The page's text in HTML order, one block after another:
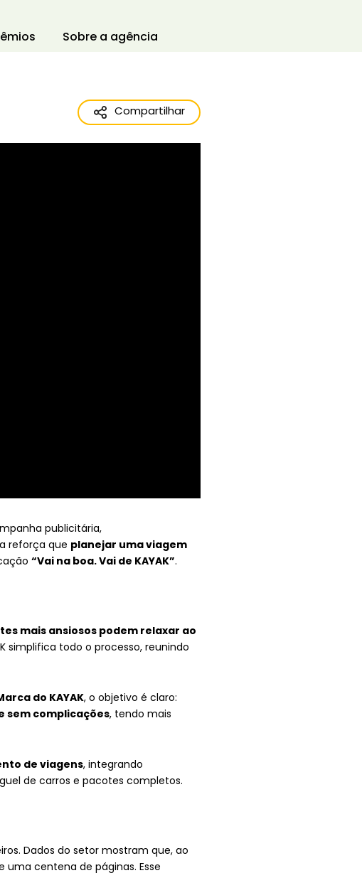
Sobre a agência
Compartilhar
publicitária,
reforça que planejar uma viagem
“Vai na boa. Vai de KAYAK”.
mais ansiosos podem relaxar ao
simplifica todo o processo, reunindo
do KAYAK, o objetivo é claro:
sem complicações, tendo mais
de viagens, integrando
de carros e pacotes completos.
Dados do setor mostram que, ao
uma centena de páginas. Esse